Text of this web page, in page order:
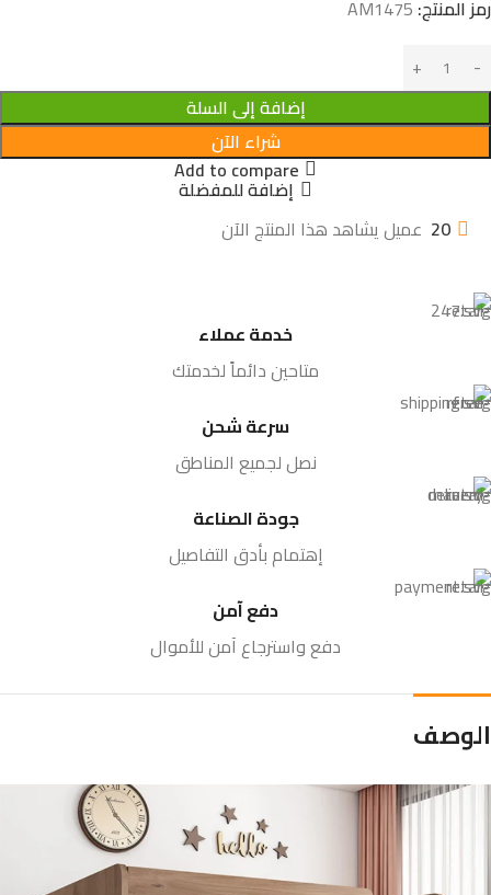
رمز المنتج: AM1475
إضافة إلى السلة
شراء الآن
Add to compare
إضافة للمفضلة
20 عميل يشاهد هذا المنتج الآن
خدمة عملاء
متاحين دائماً لخدمتك
سرعة شحن
نصل لجميع المناطق
جودة الصناعة
إهتمام بأدق التفاصيل
دفع آمن
دفع واسترجاع آمن للأموال
الوصف